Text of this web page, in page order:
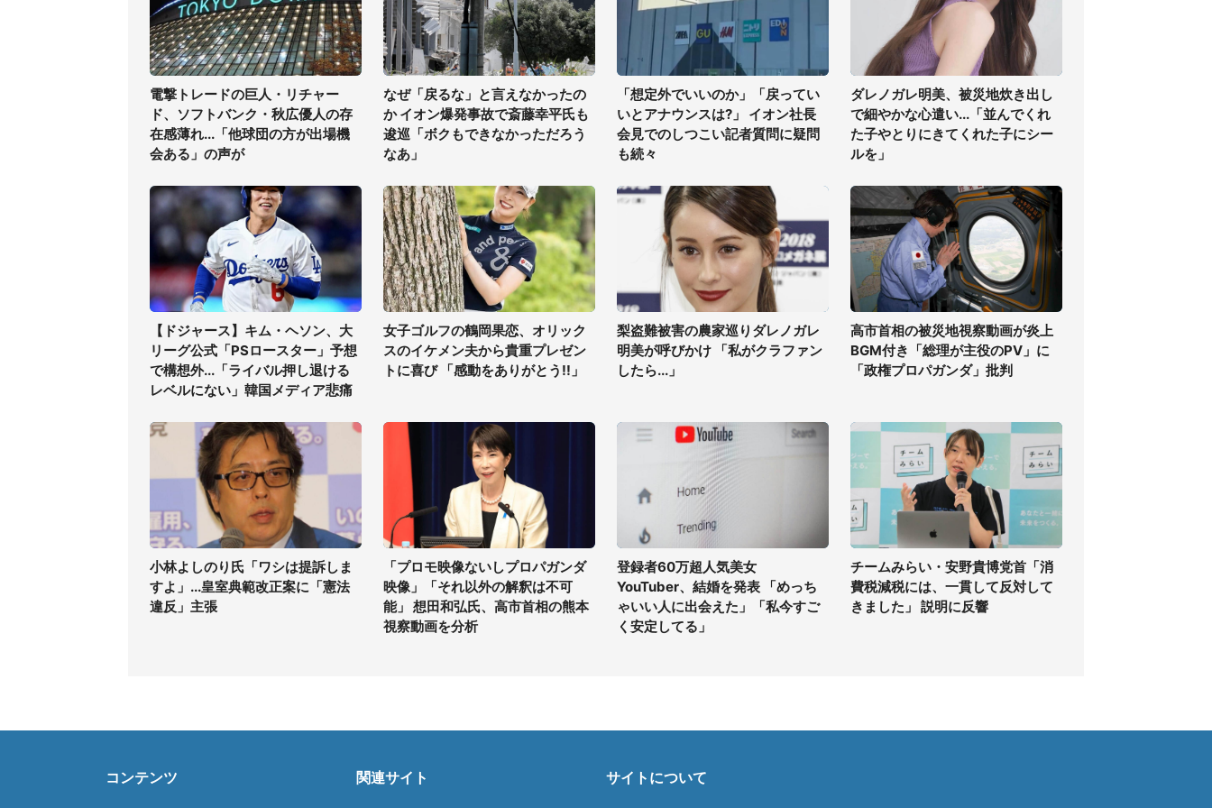
電撃トレードの巨人・リチャー
ド、ソフトバンク・秋広優人の存
在感薄れ...「他球団の方が出場機
会ある」の声が
なぜ「戻るな」と言えなかったの
か イオン爆発事故で斎藤幸平氏も
逡巡「ボクもできなかっただろう
なあ」
「想定外でいいのか」「戻ってい
いとアナウンスは?」 イオン社長
会見でのしつこい記者質問に疑問
も続々
ダレノガレ明美、被災地炊き出し
で細やかな心遣い...「並んでくれ
た子やとりにきてくれた子にシー
ルを」
【ドジャース】キム・ヘソン、大
リーグ公式「PSロースター」予想
で構想外...「ライバル押し退ける
レベルにない」韓国メディア悲痛
女子ゴルフの鶴岡果恋、オリック
スのイケメン夫から貴重プレゼン
トに喜び 「感動をありがとう!!」
梨盗難被害の農家巡りダレノガレ
明美が呼びかけ 「私がクラファン
したら...」
高市首相の被災地視察動画が炎上
BGM付き「総理が主役のPV」に
「政権プロパガンダ」批判
小林よしのり氏「ワシは提訴しま
すよ」...皇室典範改正案に「憲法
違反」主張
「プロモ映像ないしプロパガンダ
映像」「それ以外の解釈は不可
能」 想田和弘氏、高市首相の熊本
視察動画を分析
登録者60万超人気美女
YouTuber、結婚を発表 「めっち
ゃいい人に出会えた」「私今すご
く安定してる」
チームみらい・安野貴博党首「消
費税減税には、一貫して反対して
きました」 説明に反響
コンテンツ 関連サイト サイトについて